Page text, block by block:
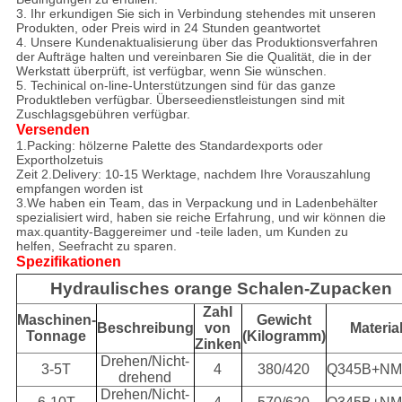
3. Ihr erkundigen Sie sich in Verbindung stehendes mit unseren
Produkten, oder Preis wird in 24 Stunden geantwortet
4. Unsere Kundenaktualisierung über das Produktionsverfahren
der Aufträge halten und vereinbaren Sie die Qualität, die in der
Werkstatt überprüft, ist verfügbar, wenn Sie wünschen.
5. Techinical on-line-Unterstützungen sind für das ganze
Produktleben verfügbar. Überseedienstleistungen sind mit
Zuschlagsgebühren verfügbar.
Versenden
1.Packing: hölzerne Palette des Standardexports oder
Exportholzetuis
Zeit 2.Delivery: 10-15 Werktage, nachdem Ihre Vorauszahlung
empfangen worden ist
3.We haben ein Team, das in Verpackung und in Ladenbehälter
spezialisiert wird, haben sie reiche Erfahrung, und wir können die
max.quantity-Baggereimer und -teile laden, um Kunden zu
helfen, Seefracht zu sparen.
Spezifikationen
Hydraulisches orange Schalen-Zupacken
Maschinen-
Tonnage
Beschreibung
Zahl
von
Zinken
Gewicht
(Kilogramm)
Material
3-5T
Drehen/Nicht-
drehend
4 380/420
Drehen/Nicht-